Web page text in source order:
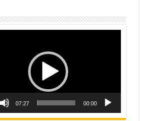
00:00
07:27